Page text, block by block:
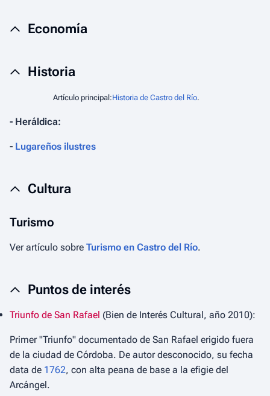
Economía
Historia
Artículo principal:Historia de Castro del Río.
- Heráldica:
- Lugareños ilustres
Cultura
Turismo
Ver artículo sobre Turismo en Castro del Río.
Puntos de interés
Triunfo de San Rafael (Bien de Interés Cultural, año 2010):
Primer "Triunfo" documentado de San Rafael erigido fuera
de la ciudad de Córdoba. De autor desconocido, su fecha
data de 1762, con alta peana de base a la efigie del
Arcángel.